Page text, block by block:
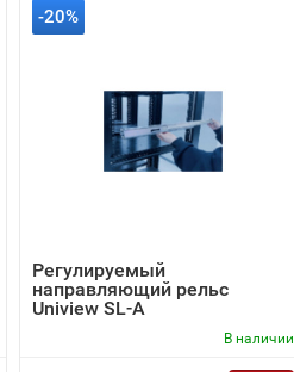
-20%
Регулируемый
направляющий рельс
Uniview SL-A
В наличии